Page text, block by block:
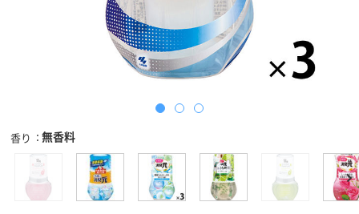
香り 無香料